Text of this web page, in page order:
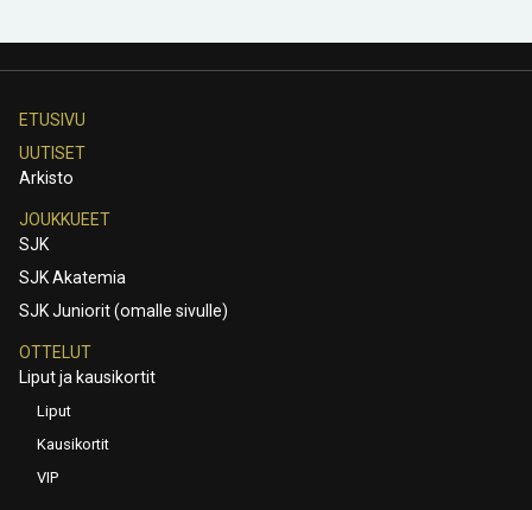
ETUSIVU
UUTISET
Arkisto
JOUKKUEET
SJK
SJK Akatemia
SJK Juniorit (omalle sivulle)
OTTELUT
Liput ja kausikortit
Liput
Kausikortit
VIP